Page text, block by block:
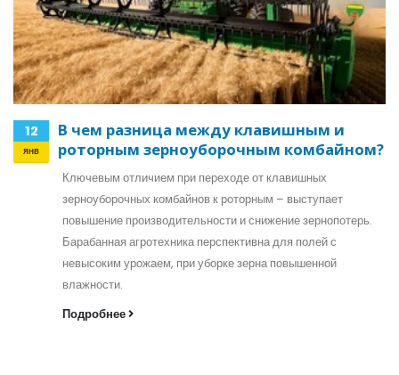
12
янв
В чем разница между клавишным и
роторным зерноуборочным комбайном?
Ключевым отличием при переходе от клавишных
зерноуборочных комбайнов к роторным – выступает
повышение производительности и снижение зернопотерь.
Барабанная агротехника перспективна для полей с
невысоким урожаем, при уборке зерна повышенной
влажности.
Подробнее